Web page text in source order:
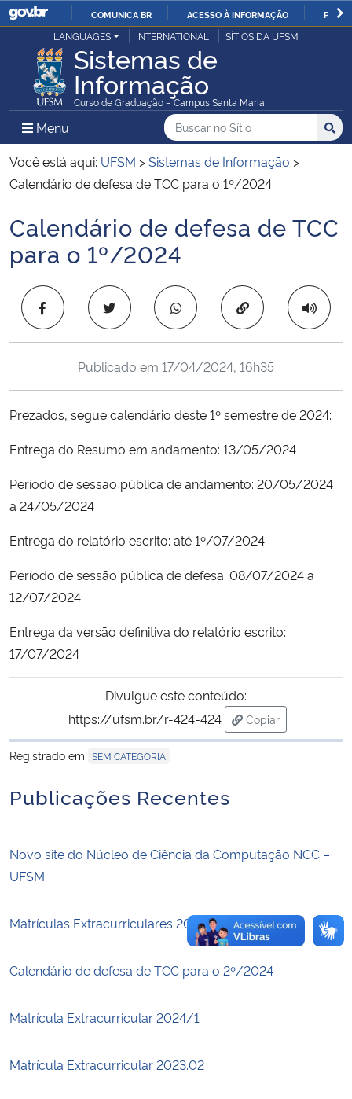
IR
PARA
O
CONTEÚDO
COMUNICA BR ACESSO À INFORMAÇÃO
Ministério da Justiça e Segurança Pública
Ministério da Defesa
Ministério das Relações Exteriores
Ministério da Infraestrutura
Ministério da Educação
Ministério da Cidadania
Ministério de Minas e Energia
Ministério da Ciência, Tecnologia, Inovações e Comunicações
Ministério do Turismo
Controladoria-Geral da União
Ministério da Mulher, da Família e dos Direitos Humanos
Secretaria-Geral
LANGUAGES INTERNATIONAL SÍTIOS DA UFSM
Sistemas de
Informação
Curso de Graduação – Campus Santa Maria
Menu Menu Principal do Sítio
Busca
Buscar no no Sítio
Busca:
Você está aqui: UFSM >Sistemas de Informação >
Calendário de defesa de TCC para o 1º/2024
Início do conteúdo
Calendário de defesa de TCC
para o 1º/2024
Copiar para área
Publicado em 17/04/2024, 16h35
Prezados, segue calendário deste 1º semestre de 2024:
Entrega do Resumo em andamento: 13/05/2024
Período de sessão pública de andamento: 20/05/2024
a 24/05/2024
Entrega do relatório escrito: até 1º/07/2024
Período de sessão pública de defesa: 08/07/2024 a
12/07/2024
Entrega da versão definitiva do relatório escrito:
17/07/2024
Divulgue este conteúdo:
https://ufsm.br/r-424-424
Copiar
para área de
Registrado em SEM CATEGORIA
Publicações Recentes
Novo site do Núcleo de Ciência da Computação NCC –
UFSM
Matrículas Extracurriculares 2025/1
Calendário de defesa de TCC para o 2º/2024
Matrícula Extracurricular 2024/1
Matrícula Extracurricular 2023.02